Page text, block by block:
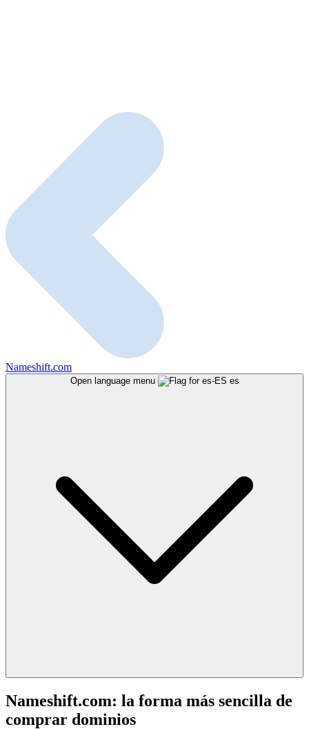
Nameshift.com
Open language menu es
Nameshift.com: la forma más sencilla de
comprar dominios